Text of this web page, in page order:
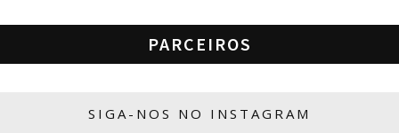
PARCEIROS
SIGA-NOS NO INSTAGRAM